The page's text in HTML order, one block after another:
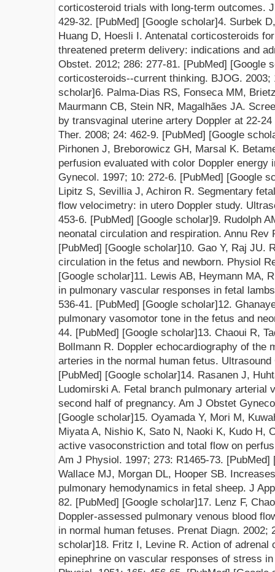
corticosteroid trials with long-term outcomes.
429-32. [PubMed] [Google scholar]4. Surbek
Huang D, Hoesli I. Antenatal corticosteroids
threatened preterm delivery: indications and
Obstet. 2012; 286: 277-81. [PubMed] [Google
corticosteroids--current thinking. BJOG. 2003;
scholar]6. Palma-Dias RS, Fonseca MM,
Maurmann CB, Stein NR, Magalhães JA.
by transvaginal uterine artery Doppler at 22-
Ther. 2008; 24: 462-9. [PubMed] [Google
Pirhonen J, Breborowicz GH, Marsal K.
perfusion evaluated with color Doppler energy
Gynecol. 1997; 10: 272-6. [PubMed] [Google
Lipitz S, Sevillia J, Achiron R. Segmentary
flow velocimetry: in utero Doppler study.
453-6. [PubMed] [Google scholar]9. Rudolph
neonatal circulation and respiration. Annu Rev
[PubMed] [Google scholar]10. Gao Y, Raj JU.
circulation in the fetus and newborn. Physiol
[Google scholar]11. Lewis AB, Heymann MA,
in pulmonary vascular responses in fetal
536-41. [PubMed] [Google scholar]12.
pulmonary vasomotor tone in the fetus and
44. [PubMed] [Google scholar]13. Chaoui R,
Bollmann R. Doppler echocardiography of the
arteries in the normal human fetus.
[PubMed] [Google scholar]14. Rasanen J,
Ludomirski A. Fetal branch pulmonary arterial
second half of pregnancy. Am J Obstet
[Google scholar]15. Oyamada Y, Mori M,
Miyata A, Nishio K, Sato N, Naoki K, Kudo H,
active vasoconstriction and total flow on
Am J Physiol. 1997; 273: R1465-73. [PubMed]
Wallace MJ, Morgan DL, Hooper SB.
pulmonary hemodynamics in fetal sheep. J
82. [PubMed] [Google scholar]17. Lenz F,
Doppler-assessed pulmonary venous blood
in normal human fetuses. Prenat Diagn. 2002;
scholar]18. Fritz I, Levine R. Action of adrenal
epinephrine on vascular responses of stress